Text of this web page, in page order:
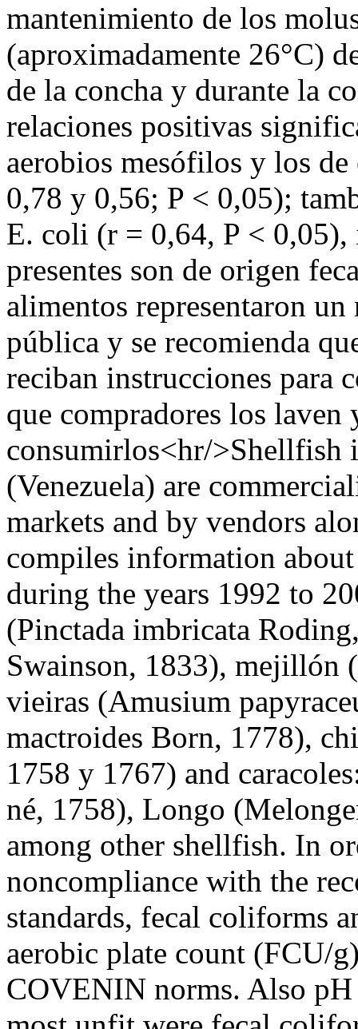
mantenimiento de los
(aproximadamente 26°C)
de la concha y durante la
relaciones positivas
aerobios mesófilos y los
0,78 y 0,56; P < 0,05);
E. coli (r = 0,64, P < 0,05),
presentes son de origen
alimentos representaron
pública y se recomienda
reciban instrucciones para
que compradores los laven
consumirlos<hr/>Shellfish
(Venezuela) are
markets and by vendors
compiles information
during the years 1992 to
(Pinctada imbricata
Swainson, 1833), mejillón
vieiras (Amusium
mactroides Born, 1778),
1758 y 1767) and
né, 1758), Longo
among other shellfish. In
noncompliance with the
standards, fecal coliforms
aerobic plate count (FCU/
COVENIN norms. Also pH